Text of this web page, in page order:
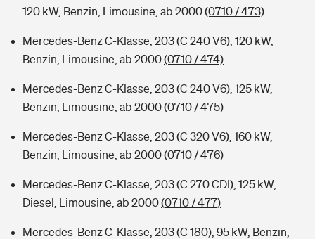
120 kW, Benzin, Limousine, ab 2000(0710 / 473)
Mercedes-Benz C-Klasse, 203 (C 240 V6), 120 kW,
Benzin, Limousine, ab 2000(0710 / 474)
Mercedes-Benz C-Klasse, 203 (C 240 V6), 125 kW,
Benzin, Limousine, ab 2000(0710 / 475)
Mercedes-Benz C-Klasse, 203 (C 320 V6), 160 kW,
Benzin, Limousine, ab 2000(0710 / 476)
Mercedes-Benz C-Klasse, 203 (C 270 CDI), 125 kW,
Diesel, Limousine, ab 2000(0710 / 477)
Mercedes-Benz C-Klasse, 203 (C 180), 95 kW, Benzin,